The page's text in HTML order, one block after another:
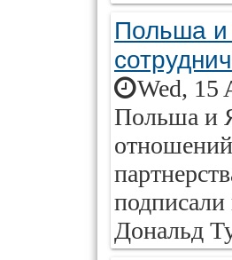
Польша и
Wed, 15
Польша и
подписали
Дональд